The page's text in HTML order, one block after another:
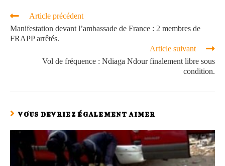
Article précédent
Manifestation devant l’ambassade de France : 2 membres de
FRAPP arrêtés.
Article suivant
Vol de fréquence : Ndiaga Ndour finalement libre sous
condition.
VOUS DEVRIEZ ÉGALEMENT AIMER